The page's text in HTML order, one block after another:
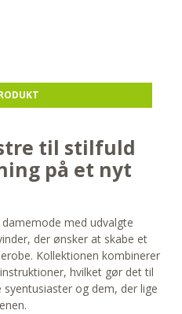
til stilfuld
på et nyt
med udvalgte
der ønsker at skabe et
Kollektionen kombinerer
hvilket gør det til
og dem, der lige